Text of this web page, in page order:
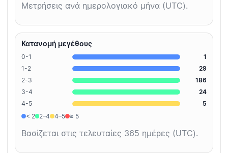
Μετρήσεις ανά ημερολογιακό μήνα (UTC).
Κατανομή μεγέθους
0-1
1
1-2
29
2-3
186
3-4
24
4-5
5
< 2
2–4 4–5 ≥ 5
Βασίζεται στις τελευταίες 365 ημέρες (UTC).